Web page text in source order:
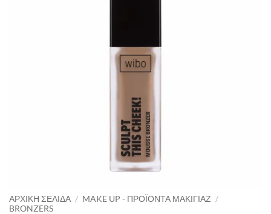
ΑΡΧΙΚΉ ΣΕΛΊΔΑ / MAKE UP - ΠΡΟΪΌΝΤΑ ΜΑΚΙΓΙΆΖ /
BRONZERS